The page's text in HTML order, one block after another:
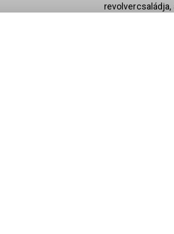
Remington
7,50”
A Redhawk®
egy darabból
oldalfalak és a
biztosítanak,
A hidegen
és hosszú
hátul és alul is
és megbízható